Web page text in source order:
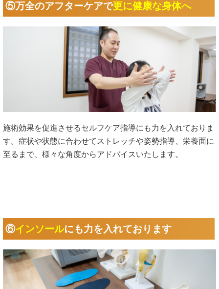
⑤万全のアフターケアで更に健康な身体へ
施術効果を促進させるセルフケア指導にも力を入れておりま
す。症状や状態に合わせてストレッチや姿勢指導、栄養面に
至るまで、様々な角度からアドバイスいたします。
⑥インソールにも力を入れております